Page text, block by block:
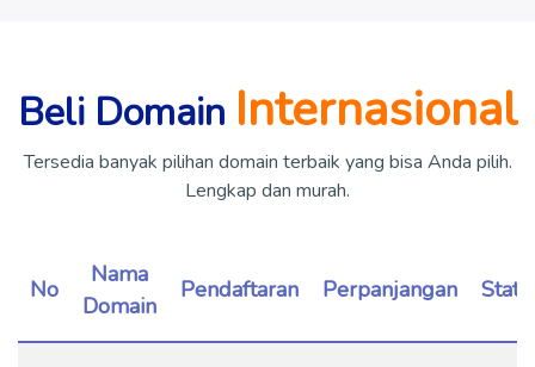
Beli Domain Internasional
Tersedia banyak pilihan domain terbaik yang bisa Anda pilih.
Lengkap dan murah.
No
Nama
Domain
Pendaftaran Perpanjangan